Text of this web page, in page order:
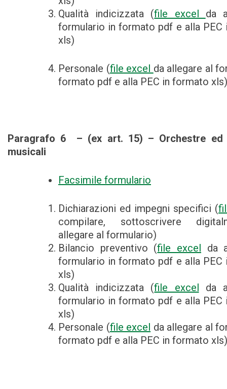
Qualità indicizzata (file excel da
formulario in formato pdf e alla PEC
xls)
Personale (file excel da allegare al
formato pdf e alla PEC in formato xls)
Paragrafo 6 – (ex art. 15) – Orchestre ed
musicali
Facsimile formulario
Dichiarazioni ed impegni specifici (
compilare, sottoscrivere
allegare al formulario)
Bilancio preventivo (file excel da
formulario in formato pdf e alla PEC
xls)
Qualità indicizzata (file excel da
formulario in formato pdf e alla PEC
xls)
Personale (file excel da allegare al
formato pdf e alla PEC in formato xls)